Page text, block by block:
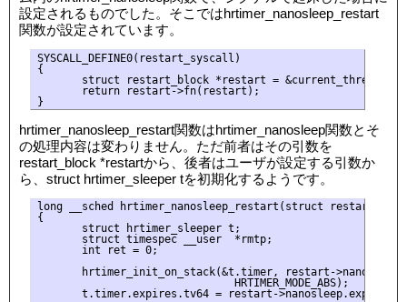
設定されるものでした。そこではhrtimer_nanosleep_restart
関数が設定されています。
SYSCALL_DEFINE0(restart_syscall)
{
struct restart_block *restart =
       return restart->fn(restart);
hrtimer_nanosleep_restart関数はhrtimer_nanosleep関数とそ
の処理内容は変わりません。ただ前者はその引数を
restart_block *restartから、後者はユーザが設定する引数か
ら、struct hrtimer_sleeper tを初期化するようです。
long __sched hrtimer_nanosleep_restart(struct
{
       struct hrtimer_sleeper t;
       struct timespec __user  *rmtp;
       int ret = 0;
hrtimer_init_on_stack(&t.timer, restart-
                               HRTIMER_MODE_ABS);
       t.timer.expires.tv64 = restart->nanosleep.expires;